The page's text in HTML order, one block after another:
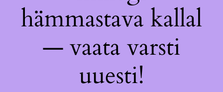
hämmastava kallal
— vaata varsti
uuesti!